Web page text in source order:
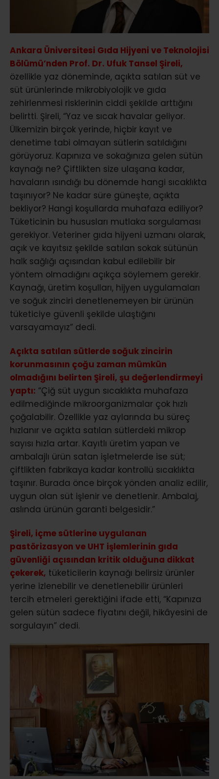
Ankara Üniversitesi Gıda Hijyeni ve Teknolojisi
Bölümü’nden Prof. Dr. Ufuk Tansel Şireli,
özellikle yaz döneminde, açıkta satılan süt ve
süt ürünlerinde mikrobiyolojik ve gıda
zehirlenmesi risklerinin ciddi şekilde arttığını
belirtti. Şireli, “Yaz ve sıcak havalar geliyor.
Ülkemizin birçok yerinde, hiçbir kayıt ve
denetime tabi olmayan sütlerin satıldığını
görüyoruz. Kapınıza ve sokağınıza gelen sütün
kaynağı ne? Çiftlikten size ulaşana kadar,
havaların ısındığı bu dönemde hangi sıcaklıkta
taşınıyor? Ne kadar süre güneşte, açıkta
bekliyor? Hangi koşullarda muhafaza ediliyor?
Tüketicinin bu hususları mutlaka sorgulaması
gerekiyor. Veteriner gıda hijyeni uzmanı olarak,
açık ve kayıtsız şekilde satılan sokak sütünün
halk sağlığı açısından kabul edilebilir bir
yöntem olmadığını açıkça söylemem gerekir.
Kaynağı, üretim koşulları, hijyen uygulamaları
ve soğuk zinciri denetlenemeyen bir ürünün
tüketiciye güvenli şekilde ulaştığını
varsayamayız” dedi.
Açıkta satılan sütlerde soğuk zincirin
korunmasının çoğu zaman mümkün
olmadığını belirten Şireli, şu değerlendirmeyi
yaptı: “Çiğ süt uygun sıcaklıkta muhafaza
edilmediğinde mikroorganizmalar çok hızlı
çoğalabilir. Özellikle yaz aylarında bu süreç
hızlanır ve açıkta satılan sütlerdeki mikrop
sayısı hızla artar. Kayıtlı üretim yapan ve
ambalajlı ürün satan işletmelerde ise süt;
çiftlikten fabrikaya kadar kontrollü sıcaklıkta
taşınır. Burada önce birçok yönden analiz edilir,
uygun olan süt işlenir ve denetlenir. Ambalaj,
aslında ürünün garanti belgesidir.”
Şireli, içme sütlerine uygulanan
pastörizasyon ve UHT işlemlerinin gıda
güvenliği açısından kritik olduğuna dikkat
çekerek, tüketicilerin kaynağı belirsiz ürünler
yerine izlenebilir ve denetlenebilir ürünleri
tercih etmeleri gerektiğini ifade etti, “Kapınıza
gelen sütün sadece fiyatını değil, hikâyesini de
sorgulayın” dedi.